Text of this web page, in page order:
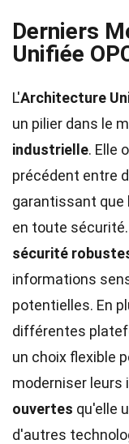
Derniers
Unifiée
L'Architecture
un pilier dans le
industrielle. Elle
précédent entre
garantissant que
en toute
sécurité
informations
potentielles. En
différentes
un choix flexible
moderniser
ouvertes qu'elle
d'autres